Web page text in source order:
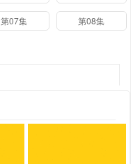
第07集 第08集